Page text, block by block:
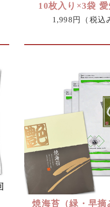
10枚入り×3袋
1,998円 （税込
焼海苔（緑・早摘